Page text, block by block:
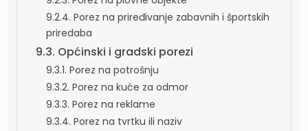
9.2.4. Porez na priređivanje zabavnih i športskih
priredaba
9.3. Općinski i gradski porezi
9.3.1. Porez na potrošnju
9.3.2. Porez na kuće za odmor
9.3.3. Porez na reklame
9.3.4. Porez na tvrtku ili naziv